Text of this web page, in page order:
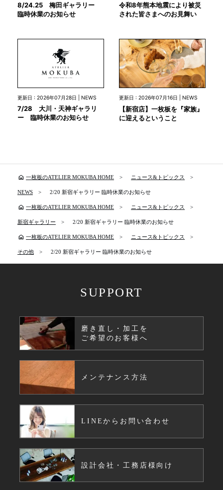
8/24.25 梅田ギャラリー
臨時休業のお知らせ
令和8年熊本地震により被災
された皆さまへのお見舞い
更新日 : 2026年07月28日 | NEWS
7/28 大川・天神ギャラリ
ー 臨時休業のお知らせ
更新日 : 2026年07月16日 | NEWS
【新宿店】一枚板を『家族』
に迎えるということ
home 一枚板のATELIER MOKUBA HOME ニュース&トピックス
NEWS 2/20 新宿ギャラリー 臨時休業のお知らせ
home 一枚板のATELIER MOKUBA HOME ニュース&トピックス
新宿ギャラリー 2/20 新宿ギャラリー 臨時休業のお知らせ
home 一枚板のATELIER MOKUBA HOME ニュース&トピックス
その他 2/20 新宿ギャラリー 臨時休業のお知らせ
SUPPORT
磨き直し・加工を
ご希望のお客様へ
メンテナンス方法
LINEからお問い合わせ
設計会社・工務店様向け